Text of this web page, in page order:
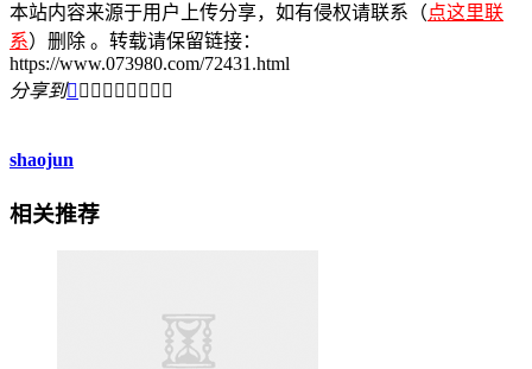
本站内容来源于用户上传分享，如有侵权请联系（点这里联
系）删除 。转载请保留链接：
https://www.073980.com/72431.html
分享到        
shaojun
相关推荐